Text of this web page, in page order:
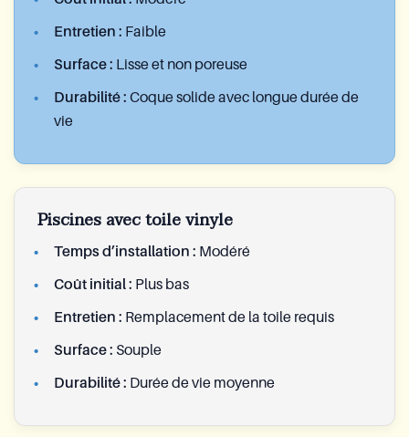
Entretien : Faible
Surface : Lisse et non poreuse
Durabilité : Coque solide avec longue durée de
vie
Piscines avec toile vinyle
Temps d’installation : Modéré
Coût initial : Plus bas
Entretien : Remplacement de la toile requis
Surface : Souple
Durabilité : Durée de vie moyenne